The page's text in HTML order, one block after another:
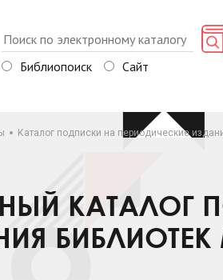
Библиопоиск Сайт
Каталог подписки на периодические
КАТАЛОГ